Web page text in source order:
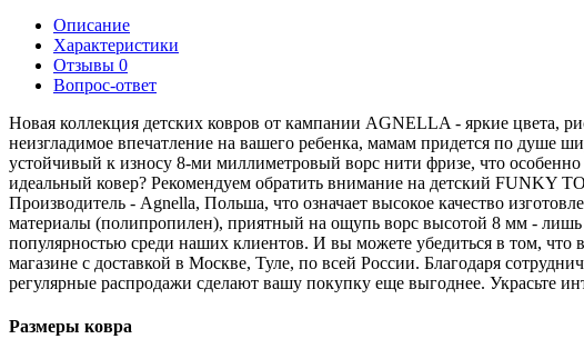
Описание
Характеристики
Отзывы 0
Вопрос-ответ
Новая коллекция детских ковров от кампании АGNELLA - яркие цвета,
неизгладимое впечатление на вашего ребенка, мамам придется по душе
устойчивый к износу 8-ми миллиметровый ворс нити фризе, что
идеальный ковер? Рекомендуем обратить внимание на детский FUNKY
Производитель - Agnella, Польша, что означает высокое качество
материалы (полипропилен), приятный на ощупь ворс высотой 8 мм -
популярностью среди наших клиентов. И вы можете убедиться в том, что
магазине с доставкой в Москве, Туле, по всей России. Благодаря
регулярные распродажи сделают вашу покупку еще выгоднее. Украсьте
Размеры ковра